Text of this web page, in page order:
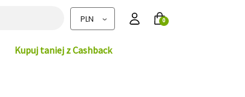
0
Kupuj taniej z Cashback